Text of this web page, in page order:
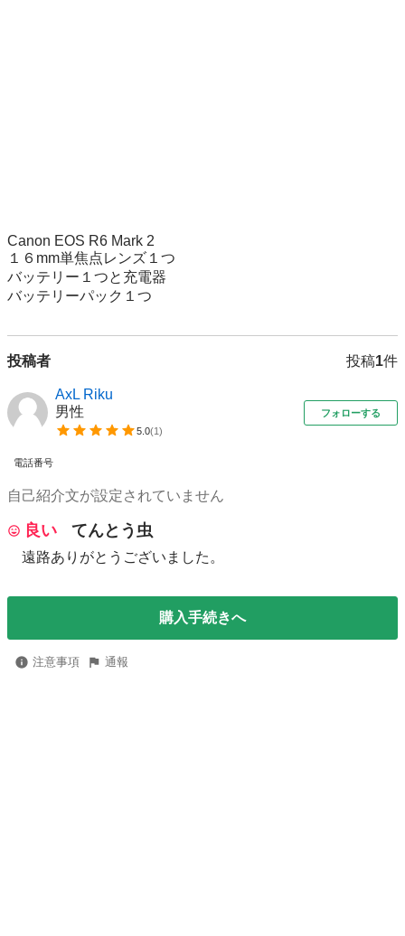
Canon EOS R6 Mark 2
１６mm単焦点レンズ１つ
バッテリー１つと充電器
バッテリーパック１つ
投稿者 投稿1件
AxL Riku
男性
5.0(1)
フォローする
電話番号
自己紹介文が設定されていません
良い てんとう虫
遠路ありがとうございました。
購入手続きへ
注意事項 通報